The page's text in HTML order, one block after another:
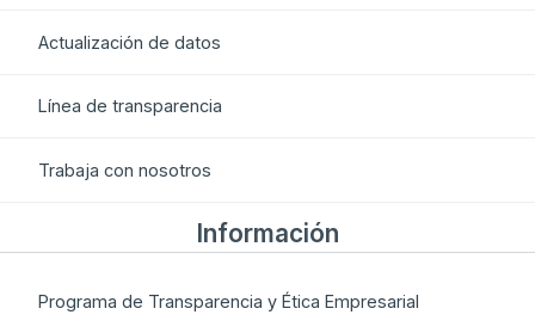
Actualización de datos
Línea de transparencia
Trabaja con nosotros
Información
Programa de Transparencia y Ética Empresarial